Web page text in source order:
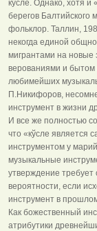
кўсле. Однако, хотя и
берегов Балтийского
фольклор. Таллин,
некогда единой
мигрантами на новые
верованиями и бытом
любимейших
П.Никифоров,
инструмент в жизни
И все же полностью
что «кўсле является
инструментом у
музыкальные
утверждение требует
вероятности, если
инструмент в
Как божественный
атрибутики